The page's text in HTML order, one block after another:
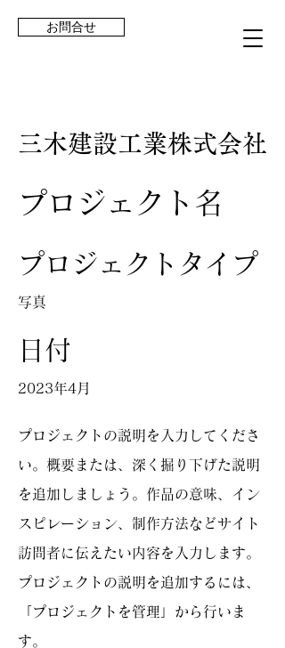
お問合せ
三木建設工業株式会社
プロジェクト名
プロジェクトタイプ
写真
日付
2023年4月
プロジェクトの説明を入力してくださ
い。概要または、深く掘り下げた説明
を追加しましょう。作品の意味、イン
スピレーション、制作方法などサイト
訪問者に伝えたい内容を入力します。
プロジェクトの説明を追加するには、
「プロジェクトを管理」から行いま
す。